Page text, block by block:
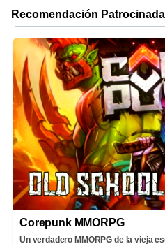
Corepunk MMORPG
Un verdadero MMORPG de la vieja